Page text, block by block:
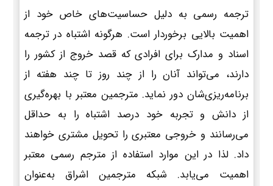
ترجمه رسمی به دلیل حساسیت‌های خاص خود از
اهمیت بالایی برخوردار است. هرگونه اشتباه در ترجمه
اسناد و مدارک برای افرادی که قصد خروج از کشور را
دارند، می‌تواند آنان را از چند روز تا چند هفته از
برنامه‌ریزی‌شان دور نماید. مترجمین معتبر با بهره‌گیری
از دانش و تجربه خود درصد اشتباه را به حداقل
می‌رسانند و خروجی معتبری را تحویل مشتری خواهند
داد. لذا در این موارد استفاده از مترجم رسمی معتبر
اهمیت می‌یابد. شبکه مترجمین اشراق به‌عنوان